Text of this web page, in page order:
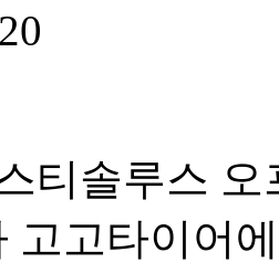
티솔루스
고고타이어